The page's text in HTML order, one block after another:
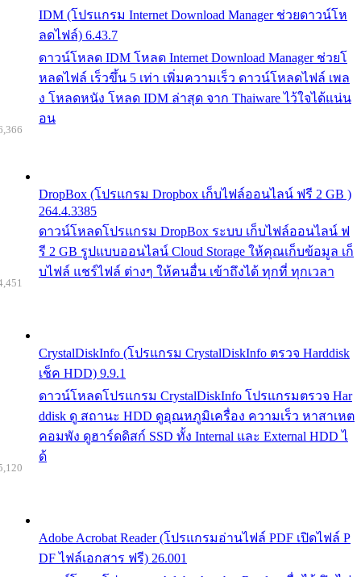
IDM (โปรแกรม Internet Download Manager ช่วยดาวน์โห
ลดไฟล์) 6.43.7
ดาวน์โหลด IDM โหลด Internet Download Manager ช่วยโ
หลดไฟล์ เร็วขึ้น 5 เท่า เพิ่มความเร็ว ดาวน์โหลดไฟล์ เพล
ง โหลดหนัง โหลด IDM ล่าสุด จาก Thaiware ไว้ใจได้แน่น
อน
DropBox (โปรแกรม Dropbox เก็บไฟล์ออนไลน์ ฟรี 2 GB )
264.4.3385
ดาวน์โหลดโปรแกรม DropBox ระบบ เก็บไฟล์ออนไลน์ ฟ
รี 2 GB รูปแบบออนไลน์ Cloud Storage ให้คุณเก็บข้อมูล เก็
บไฟล์ แชร์ไฟล์ ต่างๆ ให้คนอื่น เข้าถึงได้ ทุกที่ ทุกเวลา
CrystalDiskInfo (โปรแกรม CrystalDiskInfo ตรวจ Harddisk
เช็ค HDD) 9.9.1
ดาวน์โหลดโปรแกรม CrystalDiskInfo โปรแกรมตรวจ Har
ddisk ดู สถานะ HDD ดูอุณหภูมิเครื่อง ความเร็ว หาสาเหต
คอมพัง ดูฮาร์ดดิสก์ SSD ทั้ง Internal และ External HDD ไ
ด้
Adobe Acrobat Reader (โปรแกรมอ่านไฟล์ PDF เปิดไฟล์ P
DF ไฟล์เอกสาร ฟรี) 26.001